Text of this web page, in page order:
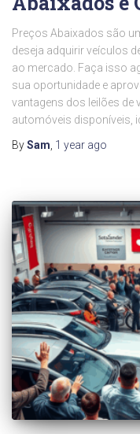
Preços Abaixados são
deseja adquirir veículos
ao mercado. Faça isso
sua oportunidade e
vantagens dos leilões de
automóveis disponíveis,
BySam 1 year ago